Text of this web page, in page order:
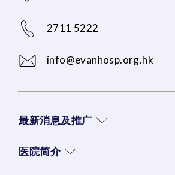
2711 5222
info@evanhosp.org.hk
最新消息及推广
医院简介